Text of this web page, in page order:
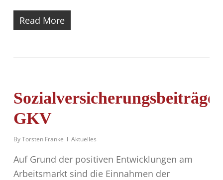
Read More
Sozialversicherungsbeiträge
GKV
ByTorsten Franke Aktuelles
Auf Grund der positiven Entwicklungen am
Arbeitsmarkt sind die Einnahmen der